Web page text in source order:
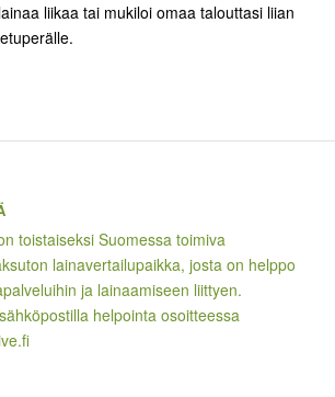
liikaa tai mukiloi omaa talouttasi liian
toistaiseksi Suomessa toimiva
lainavertailupaikka, josta on helppo
ja lainaamiseen liittyen.
helpointa osoitteessa